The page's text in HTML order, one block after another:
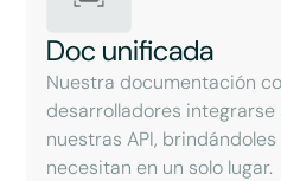
Doc unificada
Nuestra documentación
desarrolladores
nuestras API,
necesitan en un solo lugar.